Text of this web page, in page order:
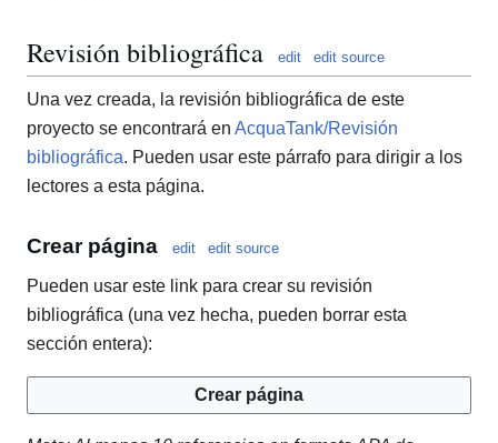
Revisión bibliográfica edit edit source
Una vez creada, la revisión bibliográfica de este
proyecto se encontrará en AcquaTank/Revisión
bibliográfica. Pueden usar este párrafo para dirigir a los
lectores a esta página.
Crear página edit edit source
Pueden usar este link para crear su revisión
bibliográfica (una vez hecha, pueden borrar esta
sección entera):
Crear página